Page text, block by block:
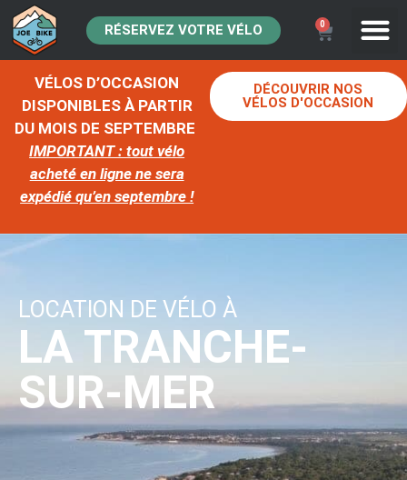
0
RÉSERVEZ VOTRE VÉLO
VÉLOS D’OCCASION
DISPONIBLES À PARTIR
DU MOIS DE SEPTEMBRE
IMPORTANT : tout vélo
acheté en ligne ne sera
expédié qu’en septembre !
DÉCOUVRIR NOS
VÉLOS D'OCCASION
LOCATION DE VÉLO À
LA TRANCHE-
SUR-MER